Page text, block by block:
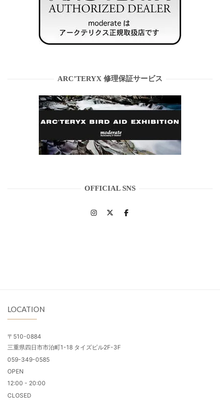
ARC’TERYX 修理保証サービス
OFFICIAL SNS
LOCATION
〒510-0884
三重県四日市市泊町1-18 タイズビル2F-3F
059-349-0585
OPEN
12:00 - 20:00
CLOSED